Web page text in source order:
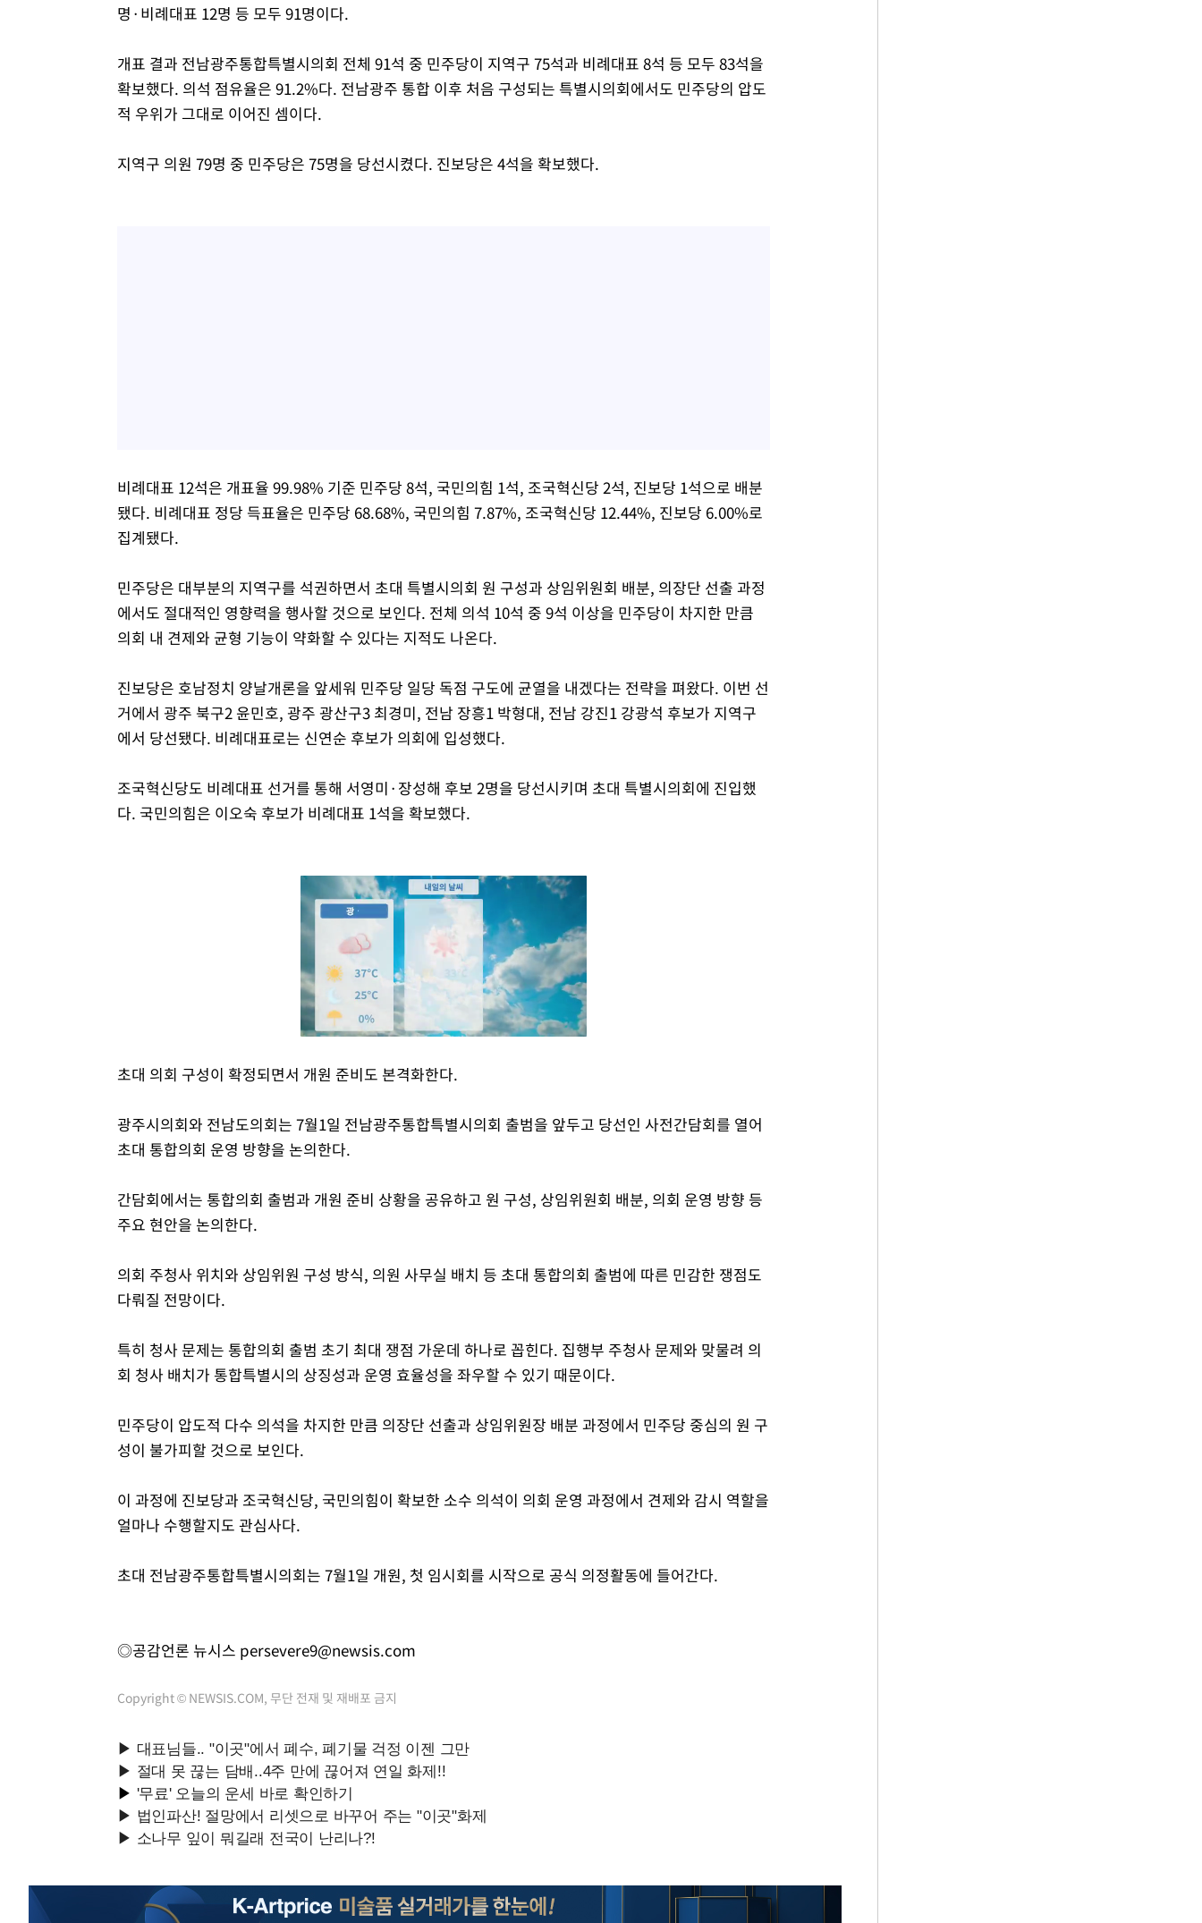
명·비례대표 12명 등 모두 91명이다.
개표 결과 전남광주통합특별시의회 전체 91석 중 민주당이 지역구 75석과 비례대표 8석 등 모두 83석을
확보했다. 의석 점유율은 91.2%다. 전남광주 통합 이후 처음 구성되는 특별시의회에서도 민주당의 압도
적 우위가 그대로 이어진 셈이다.
지역구 의원 79명 중 민주당은 75명을 당선시켰다. 진보당은 4석을 확보했다.
비례대표 12석은 개표율 99.98% 기준 민주당 8석, 국민의힘 1석, 조국혁신당 2석, 진보당 1석으로 배분
됐다. 비례대표 정당 득표율은 민주당 68.68%, 국민의힘 7.87%, 조국혁신당 12.44%, 진보당 6.00%로
집계됐다.
민주당은 대부분의 지역구를 석권하면서 초대 특별시의회 원 구성과 상임위원회 배분, 의장단 선출 과정
에서도 절대적인 영향력을 행사할 것으로 보인다. 전체 의석 10석 중 9석 이상을 민주당이 차지한 만큼
의회 내 견제와 균형 기능이 약화할 수 있다는 지적도 나온다.
진보당은 호남정치 양날개론을 앞세워 민주당 일당 독점 구도에 균열을 내겠다는 전략을 펴왔다. 이번 선
거에서 광주 북구2 윤민호, 광주 광산구3 최경미, 전남 장흥1 박형대, 전남 강진1 강광석 후보가 지역구
에서 당선됐다. 비례대표로는 신연순 후보가 의회에 입성했다.
조국혁신당도 비례대표 선거를 통해 서영미·장성해 후보 2명을 당선시키며 초대 특별시의회에 진입했
다. 국민의힘은 이오숙 후보가 비례대표 1석을 확보했다.
초대 의회 구성이 확정되면서 개원 준비도 본격화한다.
광주시의회와 전남도의회는 7월1일 전남광주통합특별시의회 출범을 앞두고 당선인 사전간담회를 열어
초대 통합의회 운영 방향을 논의한다.
간담회에서는 통합의회 출범과 개원 준비 상황을 공유하고 원 구성, 상임위원회 배분, 의회 운영 방향 등
주요 현안을 논의한다.
의회 주청사 위치와 상임위원 구성 방식, 의원 사무실 배치 등 초대 통합의회 출범에 따른 민감한 쟁점도
다뤄질 전망이다.
특히 청사 문제는 통합의회 출범 초기 최대 쟁점 가운데 하나로 꼽힌다. 집행부 주청사 문제와 맞물려 의
회 청사 배치가 통합특별시의 상징성과 운영 효율성을 좌우할 수 있기 때문이다.
민주당이 압도적 다수 의석을 차지한 만큼 의장단 선출과 상임위원장 배분 과정에서 민주당 중심의 원 구
성이 불가피할 것으로 보인다.
이 과정에 진보당과 조국혁신당, 국민의힘이 확보한 소수 의석이 의회 운영 과정에서 견제와 감시 역할을
얼마나 수행할지도 관심사다.
초대 전남광주통합특별시의회는 7월1일 개원, 첫 임시회를 시작으로 공식 의정활동에 들어간다.
◎공감언론 뉴시스 persevere9@newsis.com
Copyright © NEWSIS.COM, 무단 전재 및 재배포 금지